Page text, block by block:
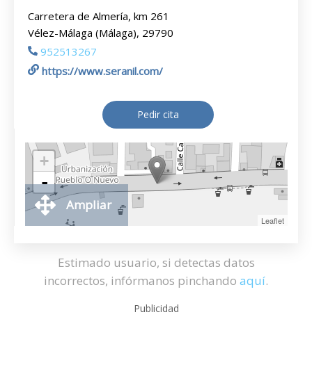
Carretera de Almería, km 261
Vélez-Málaga (Málaga), 29790
952513267
https://www.seranil.com/
Pedir cita
+
-
Leaflet
Ampliar
Estimado usuario, si detectas datos
incorrectos, infórmanos pinchando aquí.
Publicidad